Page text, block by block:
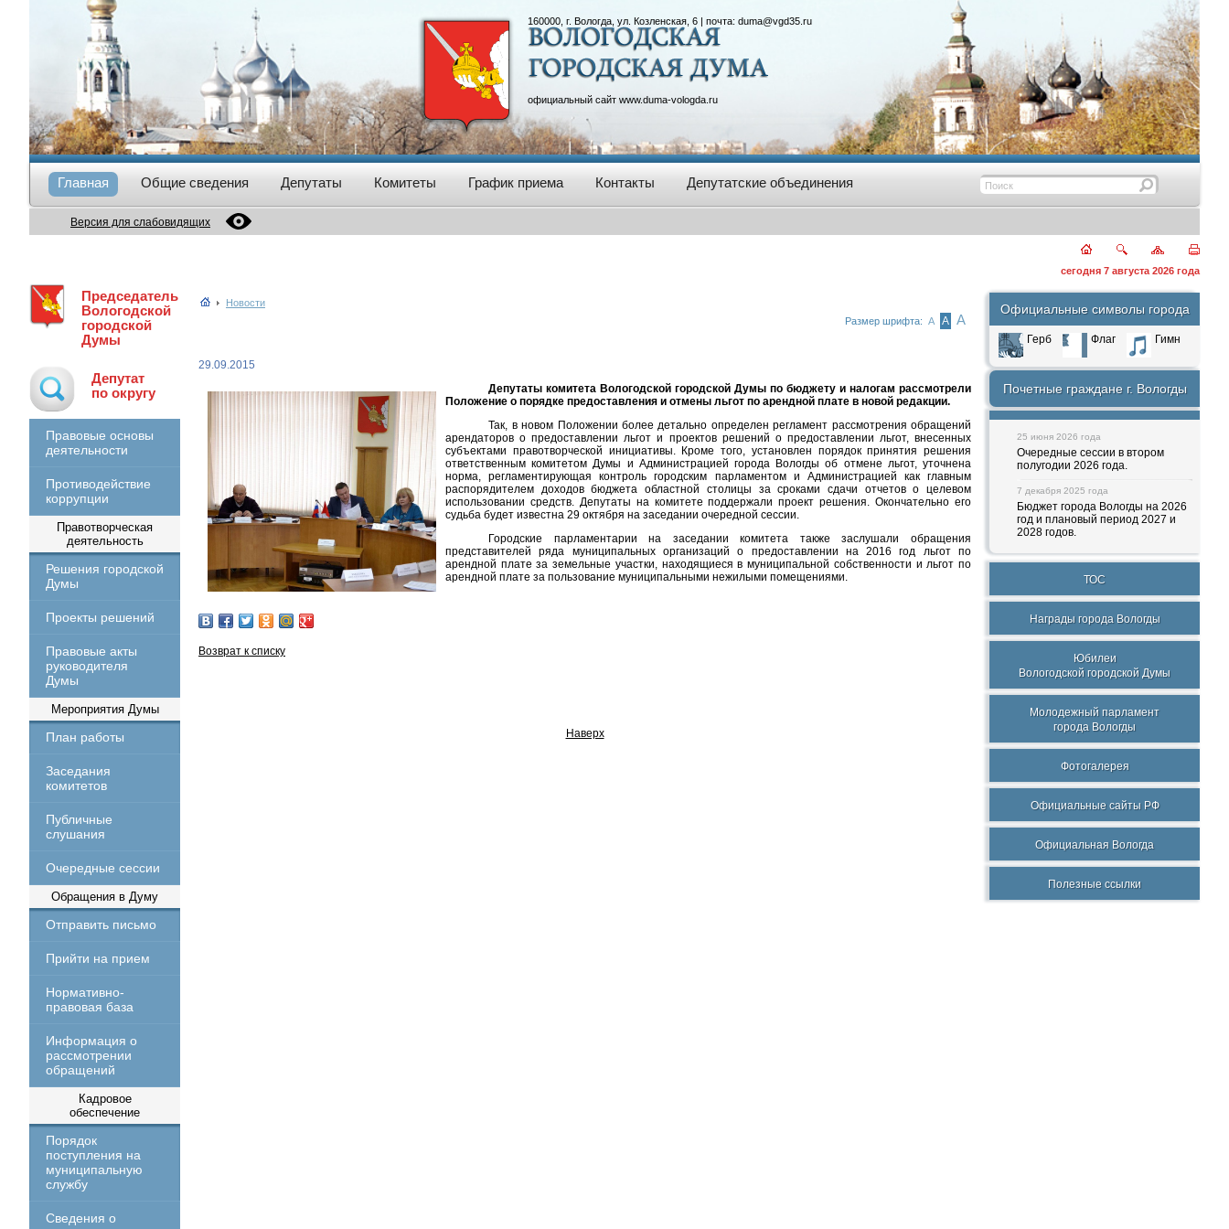
160000, г. Вологда, ул. Козленская, 6 | почта: duma@vgd35.ru
официальный сайт www.duma-vologda.ru
Главная Общие сведения Депутаты Комитеты График приема Контакты Депутатские объединения
Версия для слабовидящих
сегодня 7 августа 2026 года
Председатель
Вологодской
городской
Думы
Депутат
по округу
Правовые основы
деятельности
Противодействие
коррупции
Правотворческая
деятельность
Решения городской
Думы
Проекты решений
Правовые акты
руководителя
Думы
Мероприятия Думы
План работы
Заседания
комитетов
Публичные
слушания
Очередные сессии
Обращения в Думу
Отправить письмо
Прийти на прием
Нормативно-
правовая база
Информация о
рассмотрении
обращений
Кадровое
обеспечение
Порядок
поступления на
муниципальную
службу
Сведения о
Новости
Размер шрифта: А А А
29.09.2015
Депутаты комитета Вологодской городской Думы по бюджету и налогам рассмотрели
Положение о порядке предоставления и отмены льгот по арендной плате в новой редакции.
Так, в новом Положении более детально определен регламент рассмотрения обращений
арендаторов о предоставлении льгот и проектов решений о предоставлении льгот, внесенных
субъектами правотворческой инициативы. Кроме того, установлен порядок принятия решения
ответственным комитетом Думы и Администрацией города Вологды об отмене льгот, уточнена
норма, регламентирующая контроль городским парламентом и Администрацией как главным
распорядителем доходов бюджета областной столицы за сроками сдачи отчетов о целевом
использовании средств. Депутаты на комитете поддержали проект решения. Окончательно его
судьба будет известна 29 октября на заседании очередной сессии.
Городские парламентарии на заседании комитета также заслушали обращения
представителей ряда муниципальных организаций о предоставлении на 2016 год льгот по
арендной плате за земельные участки, находящиеся в муниципальной собственности и льгот по
арендной плате за пользование муниципальными нежилыми помещениями.
Возврат к списку
Наверх
Официальные символы города
Герб Флаг Гимн
Почетные граждане г. Вологды
25 июня 2026 года
Очередные сессии в втором
полугодии 2026 года.
7 декабря 2025 года
Бюджет города Вологды на 2026
год и плановый период 2027 и
2028 годов.
ТОС
Награды города Вологды
Юбилеи
Вологодской городской Думы
Молодежный парламент
города Вологды
Фотогалерея
Официальные сайты РФ
Официальная Вологда
Полезные ссылки